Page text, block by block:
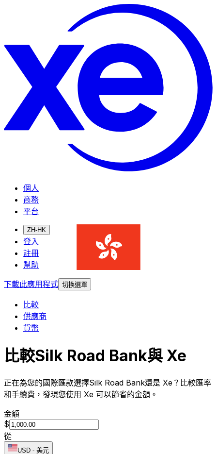
個人
商務
平台
ZH-HK
登入
註冊
幫助
下載此應用程式 切換選單
比較
供應商
貨幣
比較Silk Road Bank與 Xe
正在為您的國際匯款選擇Silk Road Bank還是 Xe？比較匯率
和手續費，發現您使用 Xe 可以節省的金額。
金額
$
從
USD - 美元